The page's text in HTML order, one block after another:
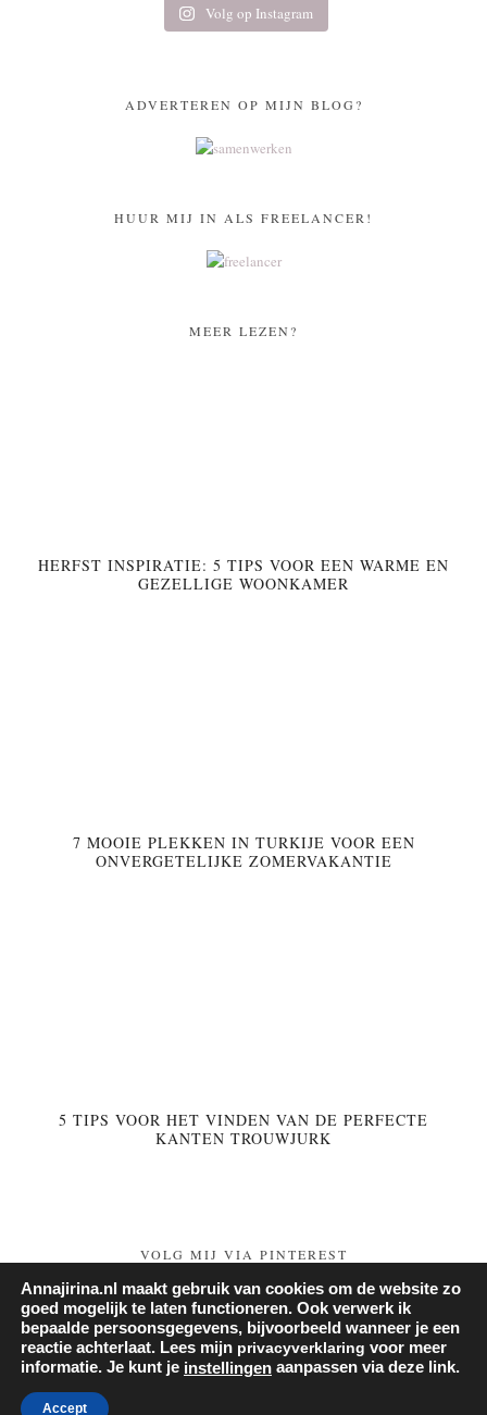
Volg op Instagram
ADVERTEREN OP MIJN BLOG?
HUUR MIJ IN ALS FREELANCER!
MEER LEZEN?
HERFST INSPIRATIE: 5 TIPS VOOR EEN WARME EN
GEZELLIGE WOONKAMER
7 MOOIE PLEKKEN IN TURKIJE VOOR EEN
ONVERGETELIJKE ZOMERVAKANTIE
5 TIPS VOOR HET VINDEN VAN DE PERFECTE
KANTEN TROUWJURK
VOLG MIJ VIA PINTEREST
Follow on Pinterest
Annajirina.nl maakt gebruik van cookies om de website zo
goed mogelijk te laten functioneren. Ook verwerk ik
bepaalde persoonsgegevens, bijvoorbeeld wanneer je een
reactie achterlaat. Lees mijn privacyverklaring voor meer
informatie. Je kunt je instellingen aanpassen via deze link.
Accept